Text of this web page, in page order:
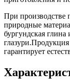
При производстве
природные
бургундская
гарантирует